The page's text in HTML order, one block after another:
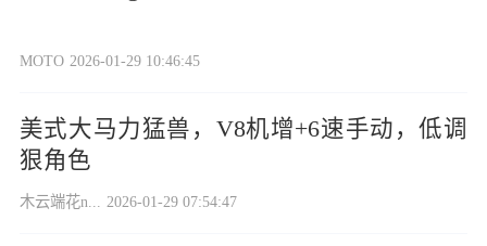
MOTO 2026-01-29 10:46:45
美式大马力猛兽，V8机增+6速手动，低调
狠角色
木云端花n... 2026-01-29 07:54:47